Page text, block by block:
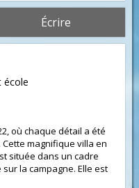
Écrire
école
où chaque détail a été
magnifique villa en
située dans un cadre
la campagne. Elle est